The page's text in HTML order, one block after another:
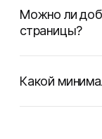
Можно ли
страницы?
Какой